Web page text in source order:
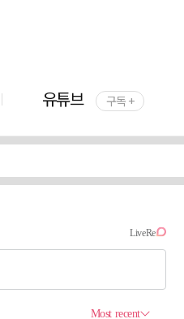
유튜브 구독 +